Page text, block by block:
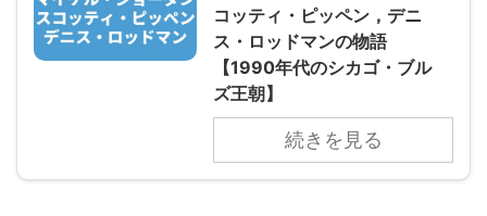
コッティ・ピッペン，デニ
ス・ロッドマンの物語
【1990年代のシカゴ・ブル
ズ王朝】
続きを見る